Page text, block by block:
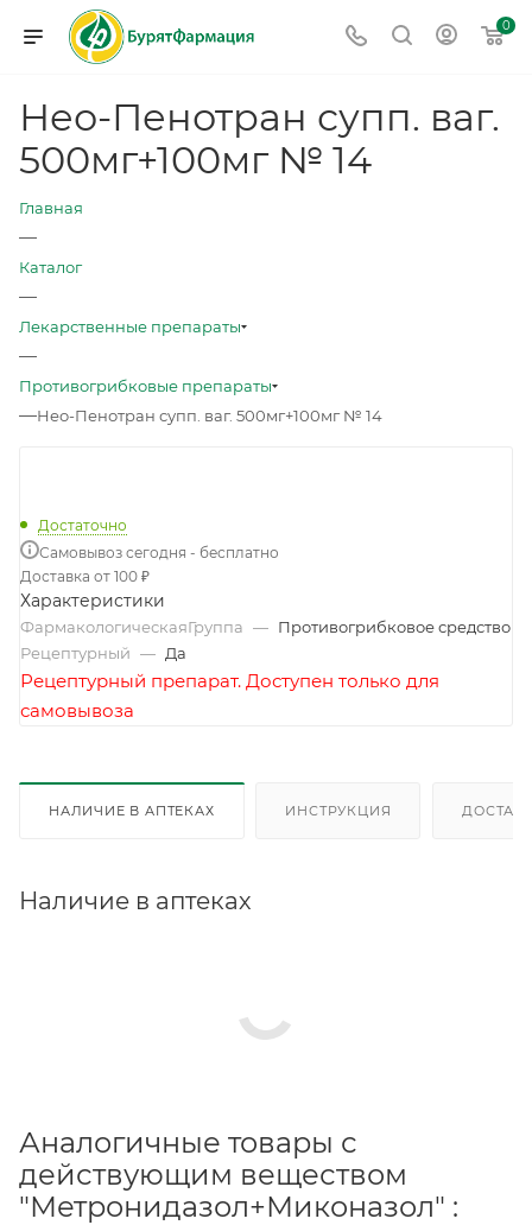
0
Нео-Пенотран супп. ваг.
500мг+100мг № 14
Главная
—
Каталог
—
Лекарственные препараты
—
Противогрибковые препараты
—Нео-Пенотран супп. ваг. 500мг+100мг № 14
Достаточно
Самовывоз сегодня - бесплатно
Доставка от 100 ₽
Характеристики
ФармакологическаяГруппа — Противогрибковое средство
Рецептурный — Да
Рецептурный препарат. Доступен только для
самовывоза
НАЛИЧИЕ В АПТЕКАХ ИНСТРУКЦИЯ
Наличие в аптеках
Аналогичные товары с
действующим веществом
"Метронидазол+Миконазол" :